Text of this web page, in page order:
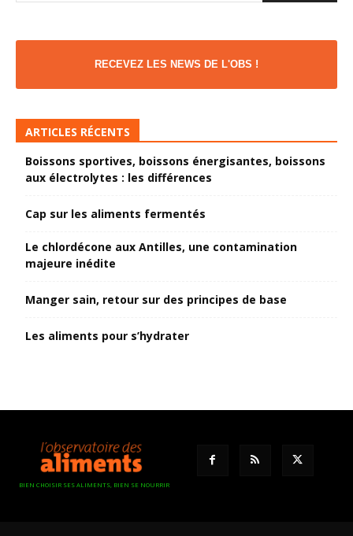
RECEVEZ LES NEWS DE L'OBS !
ARTICLES RÉCENTS
Boissons sportives, boissons énergisantes, boissons
aux électrolytes : les différences
Cap sur les aliments fermentés
Le chlordécone aux Antilles, une contamination
majeure inédite
Manger sain, retour sur des principes de base
Les aliments pour s’hydrater
BIEN CHOISIR SES ALIMENTS, BIEN SE NOURRIR